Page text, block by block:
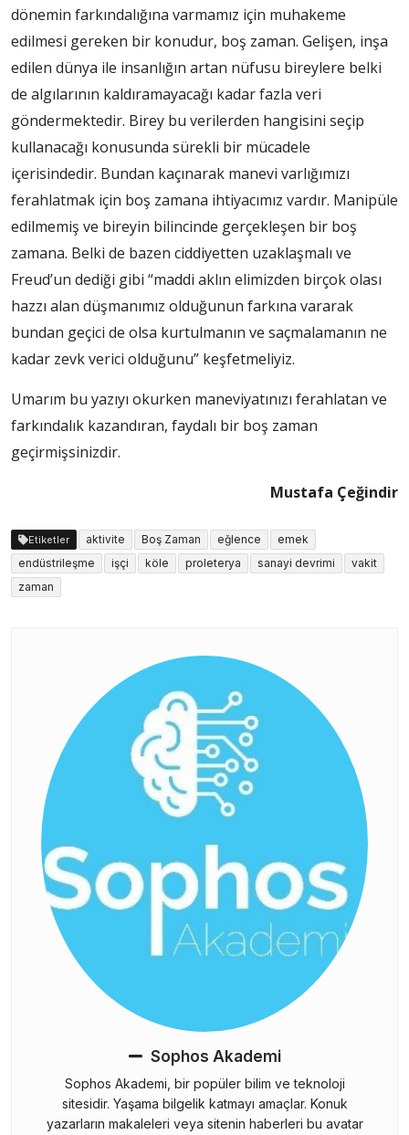
dönemin farkındalığına varmamız için muhakeme
edilmesi gereken bir konudur, boş zaman. Gelişen, inşa
edilen dünya ile insanlığın artan nüfusu bireylere belki
de algılarının kaldıramayacağı kadar fazla veri
göndermektedir. Birey bu verilerden hangisini seçip
kullanacağı konusunda sürekli bir mücadele
içerisindedir. Bundan kaçınarak manevi varlığımızı
ferahlatmak için boş zamana ihtiyacımız vardır. Manipüle
edilmemiş ve bireyin bilincinde gerçekleşen bir boş
zamana. Belki de bazen ciddiyetten uzaklaşmalı ve
Freud’un dediği gibi “maddi aklın elimizden birçok olası
hazzı alan düşmanımız olduğunun farkına vararak
bundan geçici de olsa kurtulmanın ve saçmalamanın ne
kadar zevk verici olduğunu” keşfetmeliyiz.
Umarım bu yazıyı okurken maneviyatınızı ferahlatan ve
farkındalık kazandıran, faydalı bir boş zaman
geçirmişsinizdir.
Mustafa Çeğindir
Etiketler aktivite Boş Zaman eğlence
emek
endüstrileşme
işçi köle proleterya sanayi devrimi
vakit
zaman
Sophos Akademi
Sophos Akademi, bir popüler bilim ve teknoloji
sitesidir. Yaşama bilgelik katmayı amaçlar. Konuk
yazarların makaleleri veya sitenin haberleri bu avatar